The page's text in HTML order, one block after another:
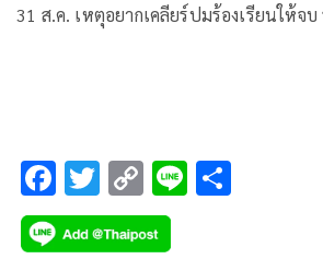
31 ส.ค. เหตุอยากเคลียร์ปมร้องเรียนให้จ
F
ac
e
T
wi
tt
C
o
p
Li